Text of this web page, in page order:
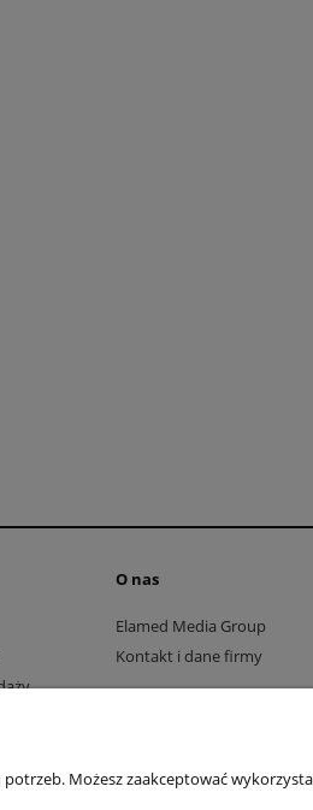
O nas
Elamed Media Group
Kontakt i dane firmy
Możesz zaakceptować